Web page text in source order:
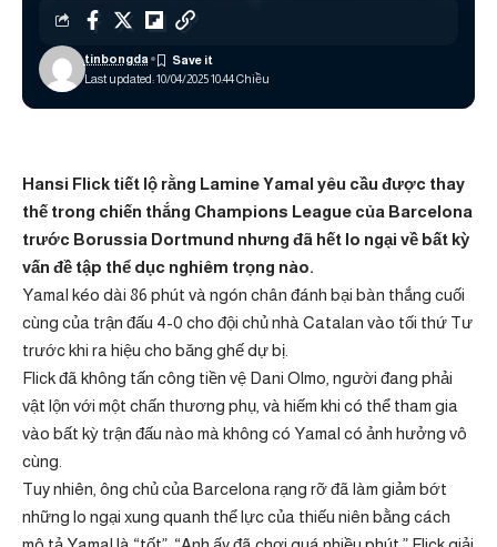
Last updated: 10/04/2025 10:44 Chiều
tinbongda
Hansi Flick tiết lộ rằng Lamine Yamal yêu cầu được thay
thế trong chiến thắng Champions League của Barcelona
trước Borussia Dortmund nhưng đã hết lo ngại về bất kỳ
vấn đề tập thể dục nghiêm trọng nào.
Yamal kéo dài 86 phút và ngón chân đánh bại bàn thắng cuối
cùng của trận đấu 4-0 cho đội chủ nhà Catalan vào tối thứ Tư
trước khi ra hiệu cho băng ghế dự bị.
Flick đã không tấn công tiền vệ Dani Olmo, người đang phải
vật lộn với một chấn thương phụ, và hiếm khi có thể tham gia
vào bất kỳ trận đấu nào mà không có Yamal có ảnh hưởng vô
cùng.
Tuy nhiên, ông chủ của Barcelona rạng rỡ đã làm giảm bớt
những lo ngại xung quanh thể lực của thiếu niên bằng cách